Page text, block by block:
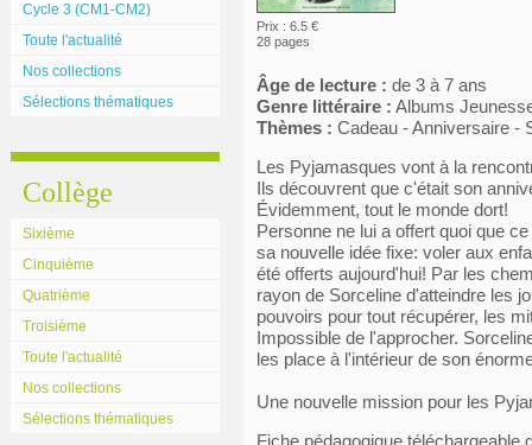
Cycle 3 (CM1-CM2)
Toute l'actualité
Nos collections
Sélections thématiques
Collège
Sixième
Cinquième
Quatrième
Troisième
Toute l'actualité
Nos collections
Sélections thématiques
Prix : 6.5 €
28 pages
Âge de lecture : de 3 à 7 ans
Genre littéraire : Albums
Thèmes : Cadeau - Anniversaire -
Les Pyjamasques vont à la
Ils découvrent que c'était son
Évidemment, tout le monde dort!
Personne ne lui a offert quoi que
sa nouvelle idée fixe: voler aux
été offerts aujourd'hui! Par les
rayon de Sorceline d'atteindre les
pouvoirs pour tout récupérer, les
Impossible de l'approcher.
les place à l'intérieur de son
Une nouvelle mission pour les
Fiche pédagogique